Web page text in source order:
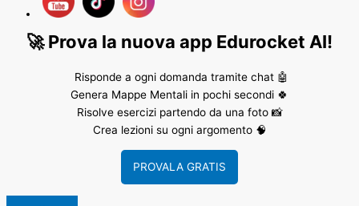
🚀 Prova la nuova app Edurocket AI!
Risponde a ogni domanda tramite chat 🤖
Genera Mappe Mentali in pochi secondi 🍀
Risolve esercizi partendo da una foto 📸
Crea lezioni su ogni argomento 🧠
PROVALA GRATIS